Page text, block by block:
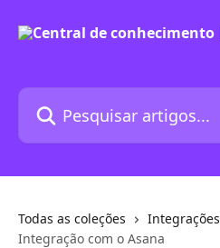
Pesquisar artigos...
Todas as coleções Integrações
Integração com o Asana